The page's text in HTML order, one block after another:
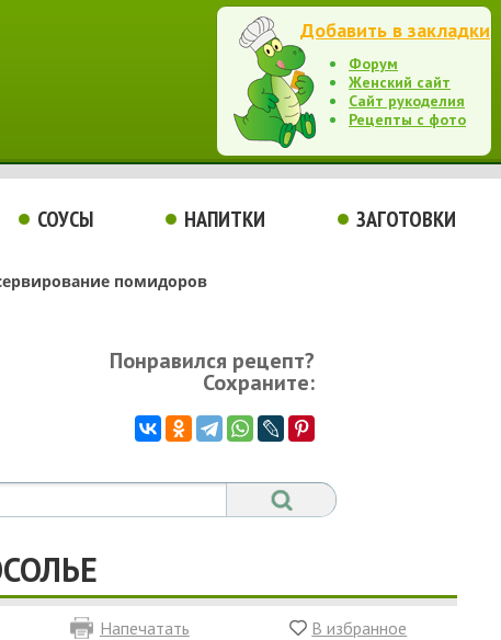
Добавить в закладки
Форум
Женский сайт
Сайт рукоделия
Рецепты с фото
СОУСЫ НАПИТКИ ЗАГОТОВКИ
помидоров
Понравился рецепт?
Сохраните:
Напечатать В избранное